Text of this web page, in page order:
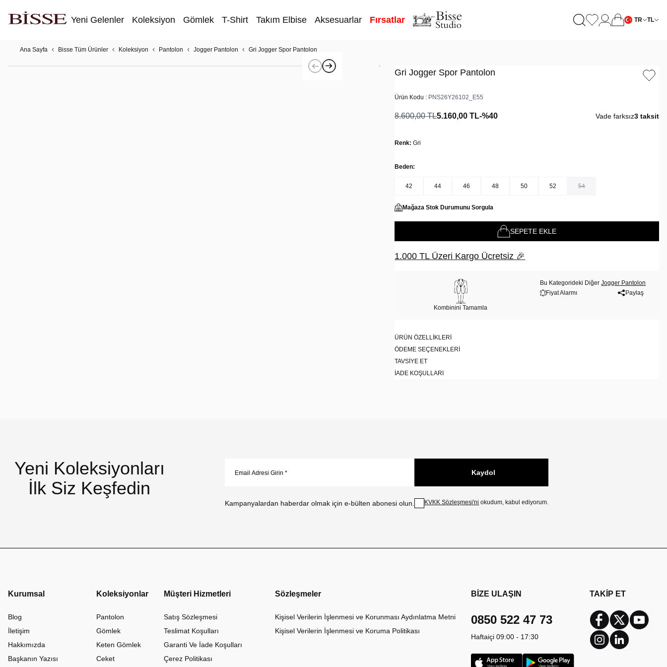
Yeni Gelenler Koleksiyon Gömlek T-Shirt Takım Elbise Aksesuarlar Fırsatlar TR TL
Ana Sayfa Bisse Tüm Ürünler Koleksiyon Pantolon Jogger Pantolon Gri Jogger Spor Pantolon
Gri Jogger Spor Pantolon
Ürün Kodu : PNS26Y26102_E55
8.600,00TL5.160,00 TL-%40 Vade farksız3 taksit
Renk:Gri
Beden:
42 44 46 48 50 52 54
Mağaza Stok Durumunu Sorgula
SEPETE EKLE
1.000 TL Üzeri Kargo Ücretsiz 🎉
Kombinini Tamamla
Bu Kategorideki DiğerJogger Pantolon
Fiyat Alarmı
Paylaş
ÜRÜN ÖZELLIKLERI
ÖDEME SEÇENEKLERI
TAVSIYE ET
İADE KOŞULLARI
Yeni Koleksiyonları
İlk Siz Keşfedin
Kampanyalardan haberdar olmak için e-bülten abonesi olun.
Kaydol
KVKK Sözleşmesi'ni okudum, kabul ediyorum.
Kurumsal
Blog
İletişim
Hakkımızda
Başkanın Yazısı
Koleksiyonlar
Pantolon
Gömlek
Keten Gömlek
Ceket
Müşteri Hizmetleri
Satış Sözleşmesi
Teslimat Koşulları
Garanti Ve İade Koşulları
Çerez Politikası
Sözleşmeler
Kişisel Verilerin İşlenmesi ve Korunması Aydınlatma Metni
Kişisel Verilerin İşlenmesi ve Koruma Politikası
BİZE ULAŞIN
0850 522 47 73
Haftaiçi 09:00 - 17:30
TAKİP ET
Facebook
Twitter
InstagramLinkedin